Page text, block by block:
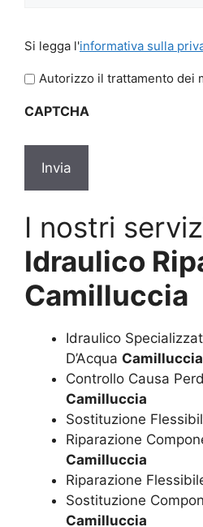
legga
l'informativa
privacy
Si legga l'informativa sulla
Autorizzo il trattamento dei
CAPTCHA
I nostri
Idraulico
Camilluccia
Idraulico
D’Acqua Camilluccia
Controllo Causa
Camilluccia
Sostituzione
Riparazione
Camilluccia
Riparazione
Sostituzione
Camilluccia